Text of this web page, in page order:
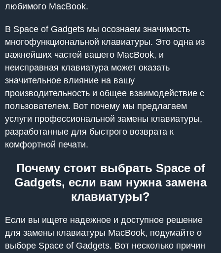
любимого MacBook.
В Space of Gadgets мы осознаем значимость
многофункциональной клавиатуры. Это одна из
важнейших частей вашего MacBook, и
неисправная клавиатура может оказать
значительное влияние на вашу
производительность и общее взаимодействие с
пользователем. Вот почему мы предлагаем
услуги профессиональной замены клавиатуры,
разработанные для быстрого возврата к
комфортной печати.
Почему стоит выбрать Space of
Gadgets, если вам нужна замена
клавиатуры?
Если вы ищете надежное и доступное решение
для замены клавиатуры MacBook, подумайте о
выборе Space of Gadgets. Вот несколько причин